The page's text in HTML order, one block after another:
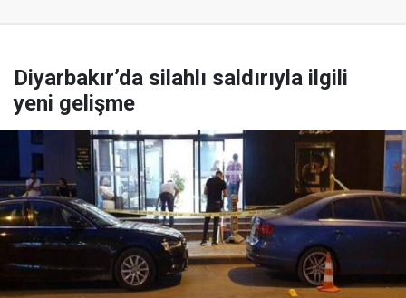
Diyarbakır’da silahlı saldırıyla ilgili
yeni gelişme